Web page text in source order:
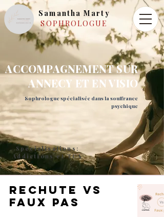
Samantha Marty
SOPHROLOGUE
ACCOMPAGNEMENT SUR
ANNECY ET EN VISIO
Sophrologue spécialisée dans la souffrance
psychique
Spécialisations:
Addictions et TCA
rechute vs
faux pas